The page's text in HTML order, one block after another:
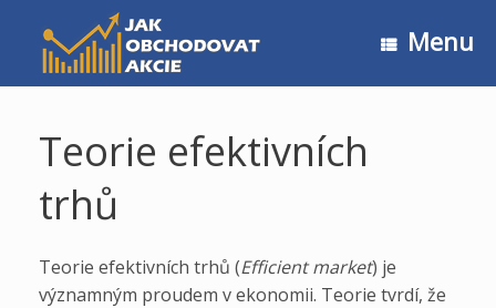
content
Menu
Teorie efektivních
trhů
Teorie efektivních trhů (Efficient market) je
významným proudem v ekonomii. Teorie tvrdí, že